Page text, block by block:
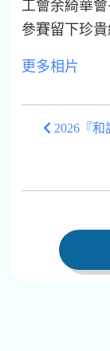
工會余綺華
參賽留下珍貴
更多相片
2026『